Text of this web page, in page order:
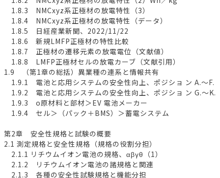
1.8.3 NMCxyz系正極材の放電特性（3）
1.8.4 NMCxyz系正極材の放電特性（データ）
1.8.5 日経産業新聞、2022/11/22
1.8.6 新規LMFP正極材の特性比較
1.8.7 正極材の遷移元素の放電電位（文献値）
1.8.8 LMFP正極材セルの放電カーブ（文献引用）
1.9 （第1章の総括）異業種の連系と情報共有
1.9.1 電池と応用システムの安全性向上、ポジショ ン A.～F.
1.9.2 電池と応用システムの安全性向上、ポジショ ン G.～K.
1.9.3 o原材料と部材＞EV 電池メーカー
1.9.4 セル＞（パック＋BMS）＞蓄電システム
第2章 安全性規格と試験の概要
2.1 測定規格と安全性規格（規格の役割分担）
2.1.1 リチウムイオン電池の規格、αβγθ（1）
2.1.2 リチウムイオン電池の諸規格と関連
2.1.3 各種の安全性試験規格と機能分担